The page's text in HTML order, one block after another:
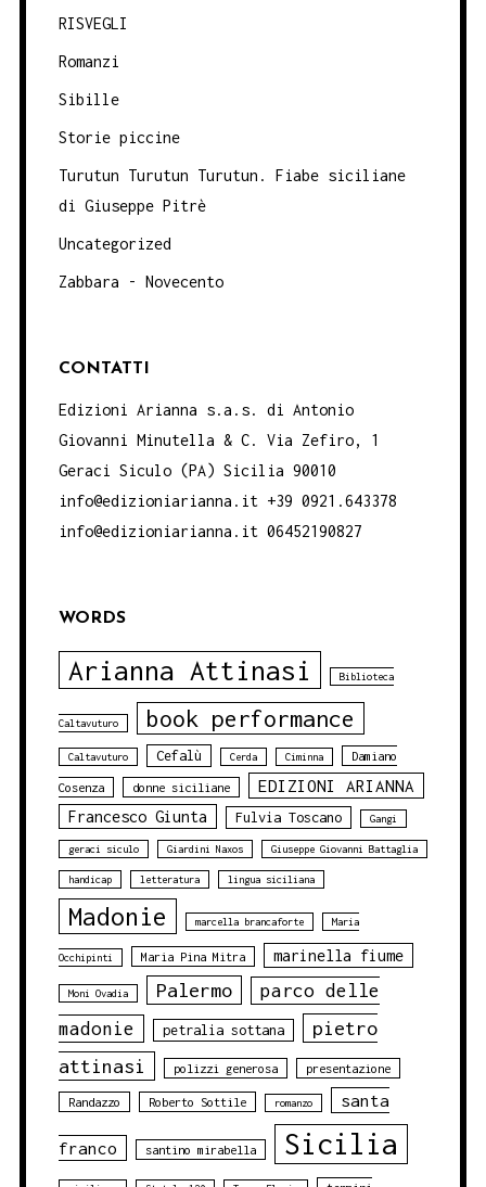
RISVEGLI
Romanzi
Sibille
Storie piccine
Turutun Turutun Turutun. Fiabe siciliane
di Giuseppe Pitrè
Uncategorized
Zabbara - Novecento
CONTATTI
Edizioni Arianna s.a.s. di Antonio
Giovanni Minutella & C. Via Zefiro, 1
Geraci Siculo (PA) Sicilia 90010
info@edizioniarianna.it +39 0921.643378
info@edizioniarianna.it 06452190827
WORDS
Arianna Attinasi Biblioteca
Caltavuturo book performance
Caltavuturo Cefalù Cerda Ciminna Damiano
Cosenza donne siciliane EDIZIONI ARIANNA
Francesco Giunta Fulvia Toscano Gangi
geraci siculo Giardini Naxos Giuseppe Giovanni Battaglia
handicap letteratura lingua siciliana
Madonie marcella brancaforte Maria
Occhipinti Maria Pina Mitra marinella fiume
Moni Ovadia Palermo
parco delle
madonie
petralia sottana
pietro
attinasi
polizzi generosa presentazione
Randazzo Roberto Sottile romanzo santa
franco santino mirabella Sicilia